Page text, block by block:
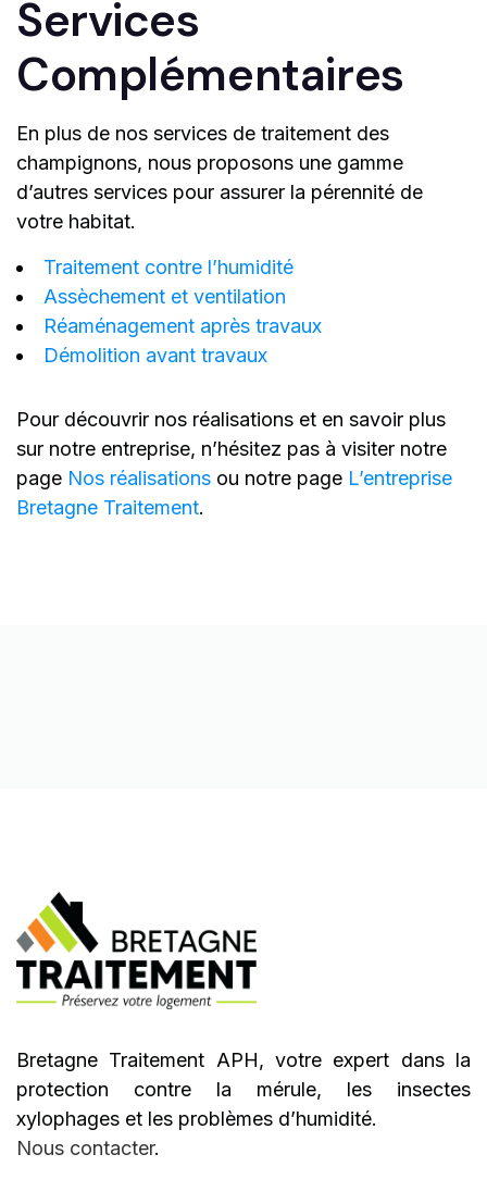
Services
Complémentaires
En plus de nos services de traitement des
champignons, nous proposons une gamme
d’autres services pour assurer la pérennité de
votre habitat.
Traitement contre l’humidité
Assèchement et ventilation
Réaménagement après travaux
Démolition avant travaux
Pour découvrir nos réalisations et en savoir plus
sur notre entreprise, n’hésitez pas à visiter notre
page Nos réalisations ou notre page L’entreprise
Bretagne Traitement.
Bretagne Traitement APH, votre expert dans la
protection contre la mérule, les insectes
xylophages et les problèmes d’humidité.
Nous contacter.